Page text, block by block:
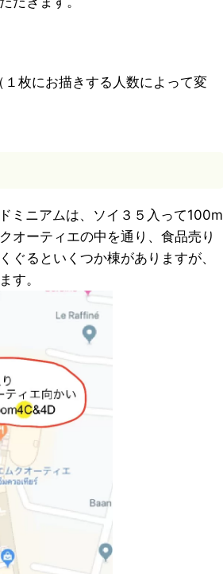
枚にお描きする人数によって変
ミニアムは、ソイ３５入って100m
オーティエの中を通り、食品売り
ぐるといくつか棟がありますが、
す。